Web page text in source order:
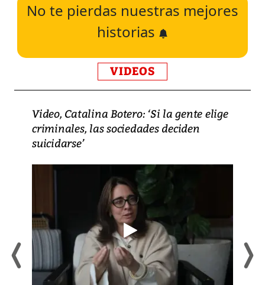
No te pierdas nuestras mejores
historias
VIDEOS
Video, Catalina Botero: ‘Si la gente elige
criminales, las sociedades deciden
suicidarse’